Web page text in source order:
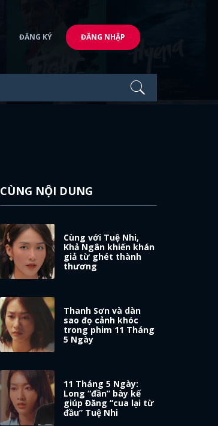
ĐĂNG KÝ ĐĂNG NHẬP
CÙNG NỘI DUNG
Cùng với Tuệ Nhi,
Khả Ngân khiến khán
giả từ ghét thành
thương
Thanh Sơn và dàn
sao đọ cảnh khóc
trong phim 11 Tháng
5 Ngày
11 Tháng 5 Ngày:
Long “đần” bày kế
giúp Đăng “cua lại từ
đầu” Tuệ Nhi